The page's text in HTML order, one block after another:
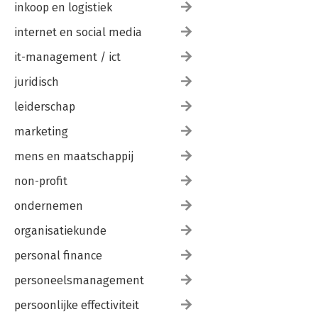
inkoop en logistiek
internet en social media
it-management / ict
juridisch
leiderschap
marketing
mens en maatschappij
non-profit
ondernemen
organisatiekunde
personal finance
personeelsmanagement
persoonlijke effectiviteit